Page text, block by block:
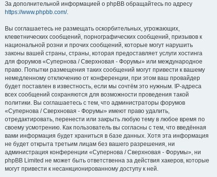
За дополнительной информацией о phpBB обращайтесь по адресу
https://www.phpbb.com/.
Вы соглашаетесь не размещать оскорбительных, угрожающих,
клеветнических сообщений, порнографических сообщений, призывов к
национальной розни и прочих сообщений, которые могут нарушить
законы вашей страны, страны, которая предоставляет услуги хостинга
для форумов «Супернова / Сверхновая - Форумы» или международное
право. Попытки размещения таких сообщений могут привести к вашему
немедленному отключению от конференции, при этом ваш провайдер
будет поставлен в известность, если мы сочтём это нужным. IP-адреса
всех сообщений сохраняются для возможности проведения такой
политики. Вы соглашаетесь с тем, что администраторы форумов
«Супернова / Сверхновая - Форумы» имеют право удалить,
отредактировать, перенести или закрыть любую тему в любое время по
своему усмотрению. Как пользователь вы согласны с тем, что введённая
вами информация будет храниться в базе данных. Хотя эта информация
не будет открыта третьим лицам без вашего разрешения, ни
администрация конференции «Супернова / Сверхновая - Форумы», ни
phpBB Limited не может быть ответственна за действия хакеров, которые
могут привести к несанкционированному доступу к ней.